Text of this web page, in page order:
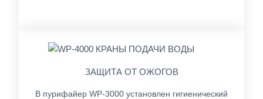
ЗАЩИТА ОТ ОЖОГОВ
В пурифайер WP-3000 установлен гигиенический